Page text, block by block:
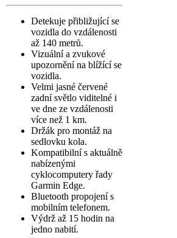
Detekuje přibližující se
vozidla do vzdálenosti
až 140 metrů.
Vizuální a zvukové
upozornění na blížící se
vozidla.
Velmi jasné červené
zadní světlo viditelné i
ve dne ze vzdálenosti
více než 1 km.
Držák pro montáž na
sedlovku kola.
Kompatibilní s aktuálně
nabízenými
cyklocomputery řady
Garmin Edge.
Bluetooth propojení s
mobilním telefonem.
Výdrž až 15 hodin na
jedno nabití.